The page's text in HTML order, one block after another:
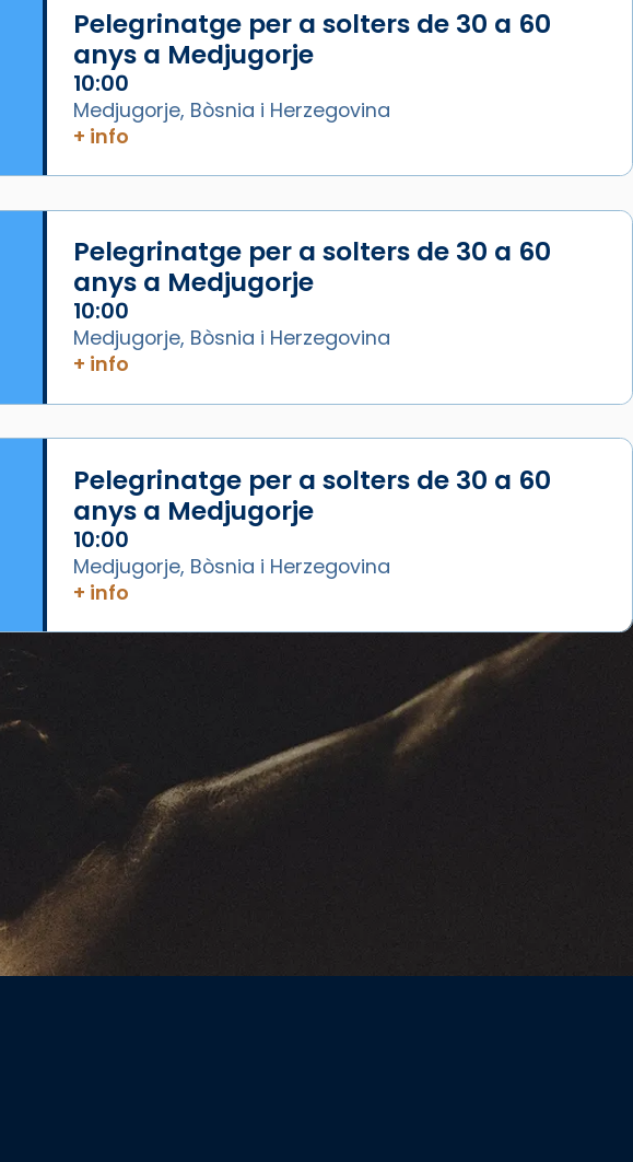
Cargar más...
Pelegrinatge per a solters de 30 a 60
anys a Medjugorje
10:00
Medjugorje, Bòsnia i Herzegovina
+ info
Pelegrinatge per a solters de 30 a 60
anys a Medjugorje
10:00
Medjugorje, Bòsnia i Herzegovina
+ info
Pelegrinatge per a solters de 30 a 60
anys a Medjugorje
10:00
Medjugorje, Bòsnia i Herzegovina
+ info